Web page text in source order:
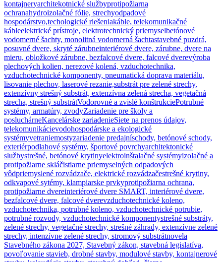
kontajneryarchitekotnické službyprotipožiarna
ochranahydroizolačné fólie, strechyodpadové
hospodárstvo,techologické riešeniakáble, telekomunikačné
kábleelektrické prístroje, elektrotechnický priemyselbetónové
vodomerné šachty, monolitná vodomerná šachtastavebné puzdrá,
posuvné dvere, skryté zárubneinteriérové dvere, zárubne, dvere na
mieru, obložkové zárubne, bezfalcové dvere, falcové dverevýroba
plechových kolien, nerezové kolená, vzduchotechnika,
vzduchotechnické komponenty, pneumatická doprava materiálu,
lisovanie plechov, laserové rezanie,substrát pre zelené strechy,
extenzívny strešný substrát, extenzívna zelená strecha, vegetačná
strecha, strešný substrátVodorovné a zvislé konštrukciePotrubné
systémy, armatúry, zvodyZariadenie pre školy a
posluchárneKancelárske zariadenieSiete na prenos údajov,
telekomunikácievodohospodárske a ekologické
systémyvetraniemostyzariadenie predajníschody, betónové schody,
exteriérpodlahové systémy, športové povrchyarchitektonické
službystrešné, betónové krytinyelektroinštalačné systémyizolačné a
protipožiarne skláčistiarne priemyselných odpadových
vôdpriemyslené rozvádzače, elektrické rozvádzačestrešné krytiny,
odkvapové sytémy, klampiarske prvkyprotipožiarna ochrana,
protipožiarne dvereinteriérové dvere SMART, interiérové dvere,
bezfalcové dvere, falcové dverevzduchotechnické koleno,
vzduchotechnika, potrubné koleno, vzduchotechnické potrubie,
potrubné rozvody, vzduchotechnické komponentystrešné substráty,
zelené strechy, vegetačné strechy, strešné záhrady, extenzívne zelené
strechy, intenzívne zelené strechy, stromový substrátnovela
Stavebného zákona 2027, Stavebný zákon, stavebná legislatíva,
povoľovanie stavieb, drobné stavby, modulové stavby, kontajnerové